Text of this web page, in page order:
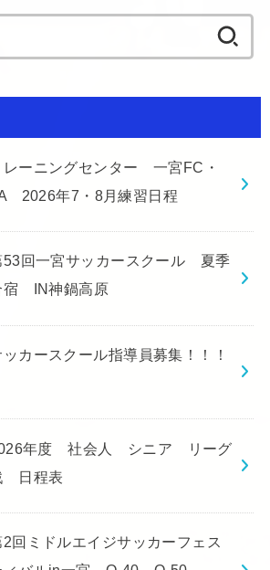
for:
レーニングセンター 一宮FC・
2026年7・8月練習日程
53回一宮サッカースクール 夏季
宿 IN神鍋高原
ッカースクール指導員募集！！！
年度 社会人 シニア リーグ
日程表
2回ミドルエイジサッカーフェス